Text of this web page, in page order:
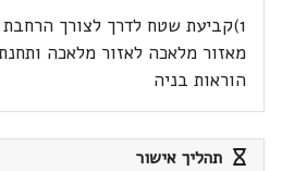
הוראות בניה
תהליך אישור